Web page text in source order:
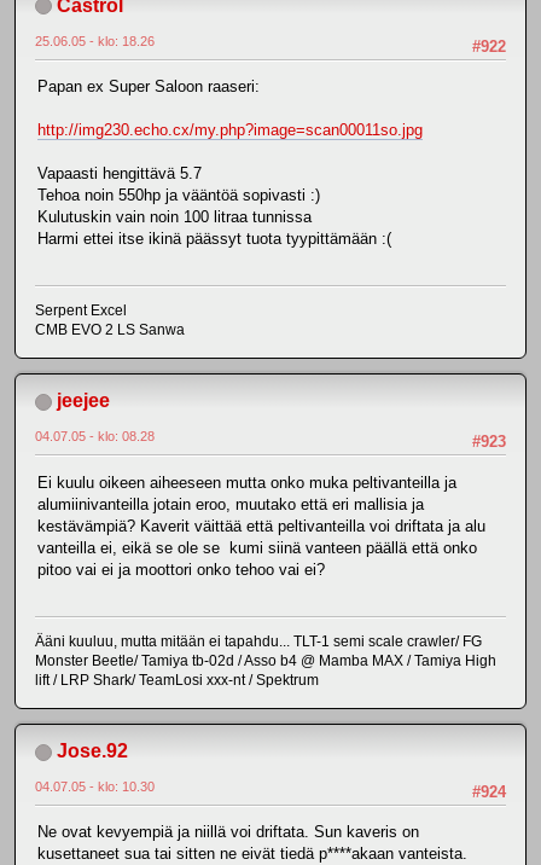
Castrol
#922
25.06.05 - klo: 18.26
Papan ex Super Saloon raaseri:
http://img230.echo.cx/my.php?image=scan00011so.jpg
Vapaasti hengittävä 5.7
Tehoa noin 550hp ja vääntöä sopivasti :)
Kulutuskin vain noin 100 litraa tunnissa
Harmi ettei itse ikinä päässyt tuota tyypittämään :(
Serpent Excel
CMB EVO 2 LS Sanwa
jeejee
#923
04.07.05 - klo: 08.28
Ei kuulu oikeen aiheeseen mutta onko muka peltivanteilla ja
alumiinivanteilla jotain eroo, muutako että eri mallisia ja
kestävämpiä? Kaverit väittää että peltivanteilla voi driftata ja alu
vanteilla ei, eikä se ole se kumi siinä vanteen päällä että onko
pitoo vai ei ja moottori onko tehoo vai ei?
Ääni kuuluu, mutta mitään ei tapahdu... TLT-1 semi scale crawler/ FG
Monster Beetle/ Tamiya tb-02d / Asso b4 @ Mamba MAX / Tamiya High
lift / LRP Shark/ TeamLosi xxx-nt / Spektrum
Jose.92
#924
04.07.05 - klo: 10.30
Ne ovat kevyempiä ja niillä voi driftata. Sun kaveris on
kusettaneet sua tai sitten ne eivät tiedä p****akaan vanteista.